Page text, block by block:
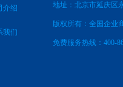
介绍
我们
地址：北京市延庆区
版权所有：全国企业
免费服务热线：